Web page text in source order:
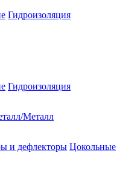
Гидроизоляция
Гидроизоляция
Металл
и дефлекторы Цокольные